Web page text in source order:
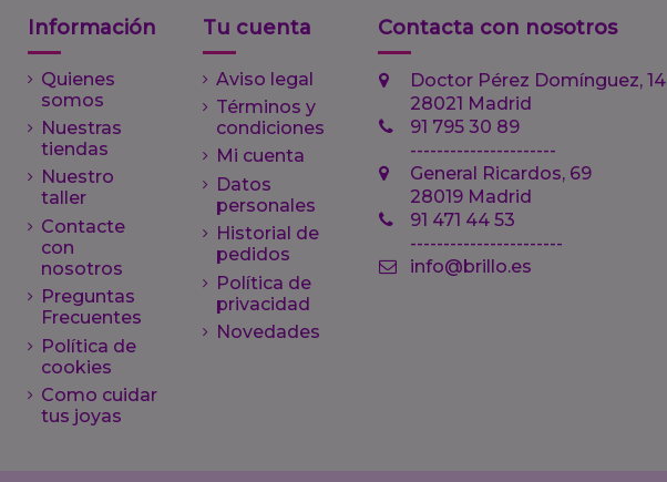
Información
Quienes
somos
Nuestras
tiendas
Nuestro
taller
Contacte
con
nosotros
Preguntas
Frecuentes
Política de
cookies
Como cuidar
tus joyas
Tu cuenta
Aviso legal
Términos y
condiciones
Mi cuenta
Datos
personales
Historial de
pedidos
Política de
privacidad
Novedades
Contacta con nosotros
Doctor Pérez Domínguez, 14
28021 Madrid
91 795 30 89
----------------------
General Ricardos, 69
28019 Madrid
91 471 44 53
-----------------------
info@brillo.es